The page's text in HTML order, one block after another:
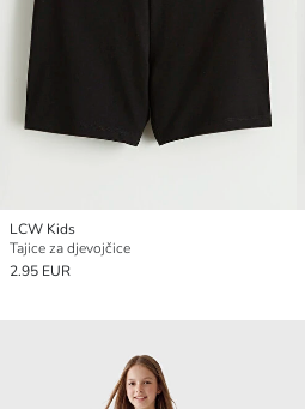
LCW Kids
Tajice za djevojčice
2.95 EUR